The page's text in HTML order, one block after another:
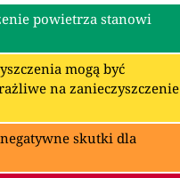
powietrza stanowi
mogą być
na zanieczyszczenie
skutki dla